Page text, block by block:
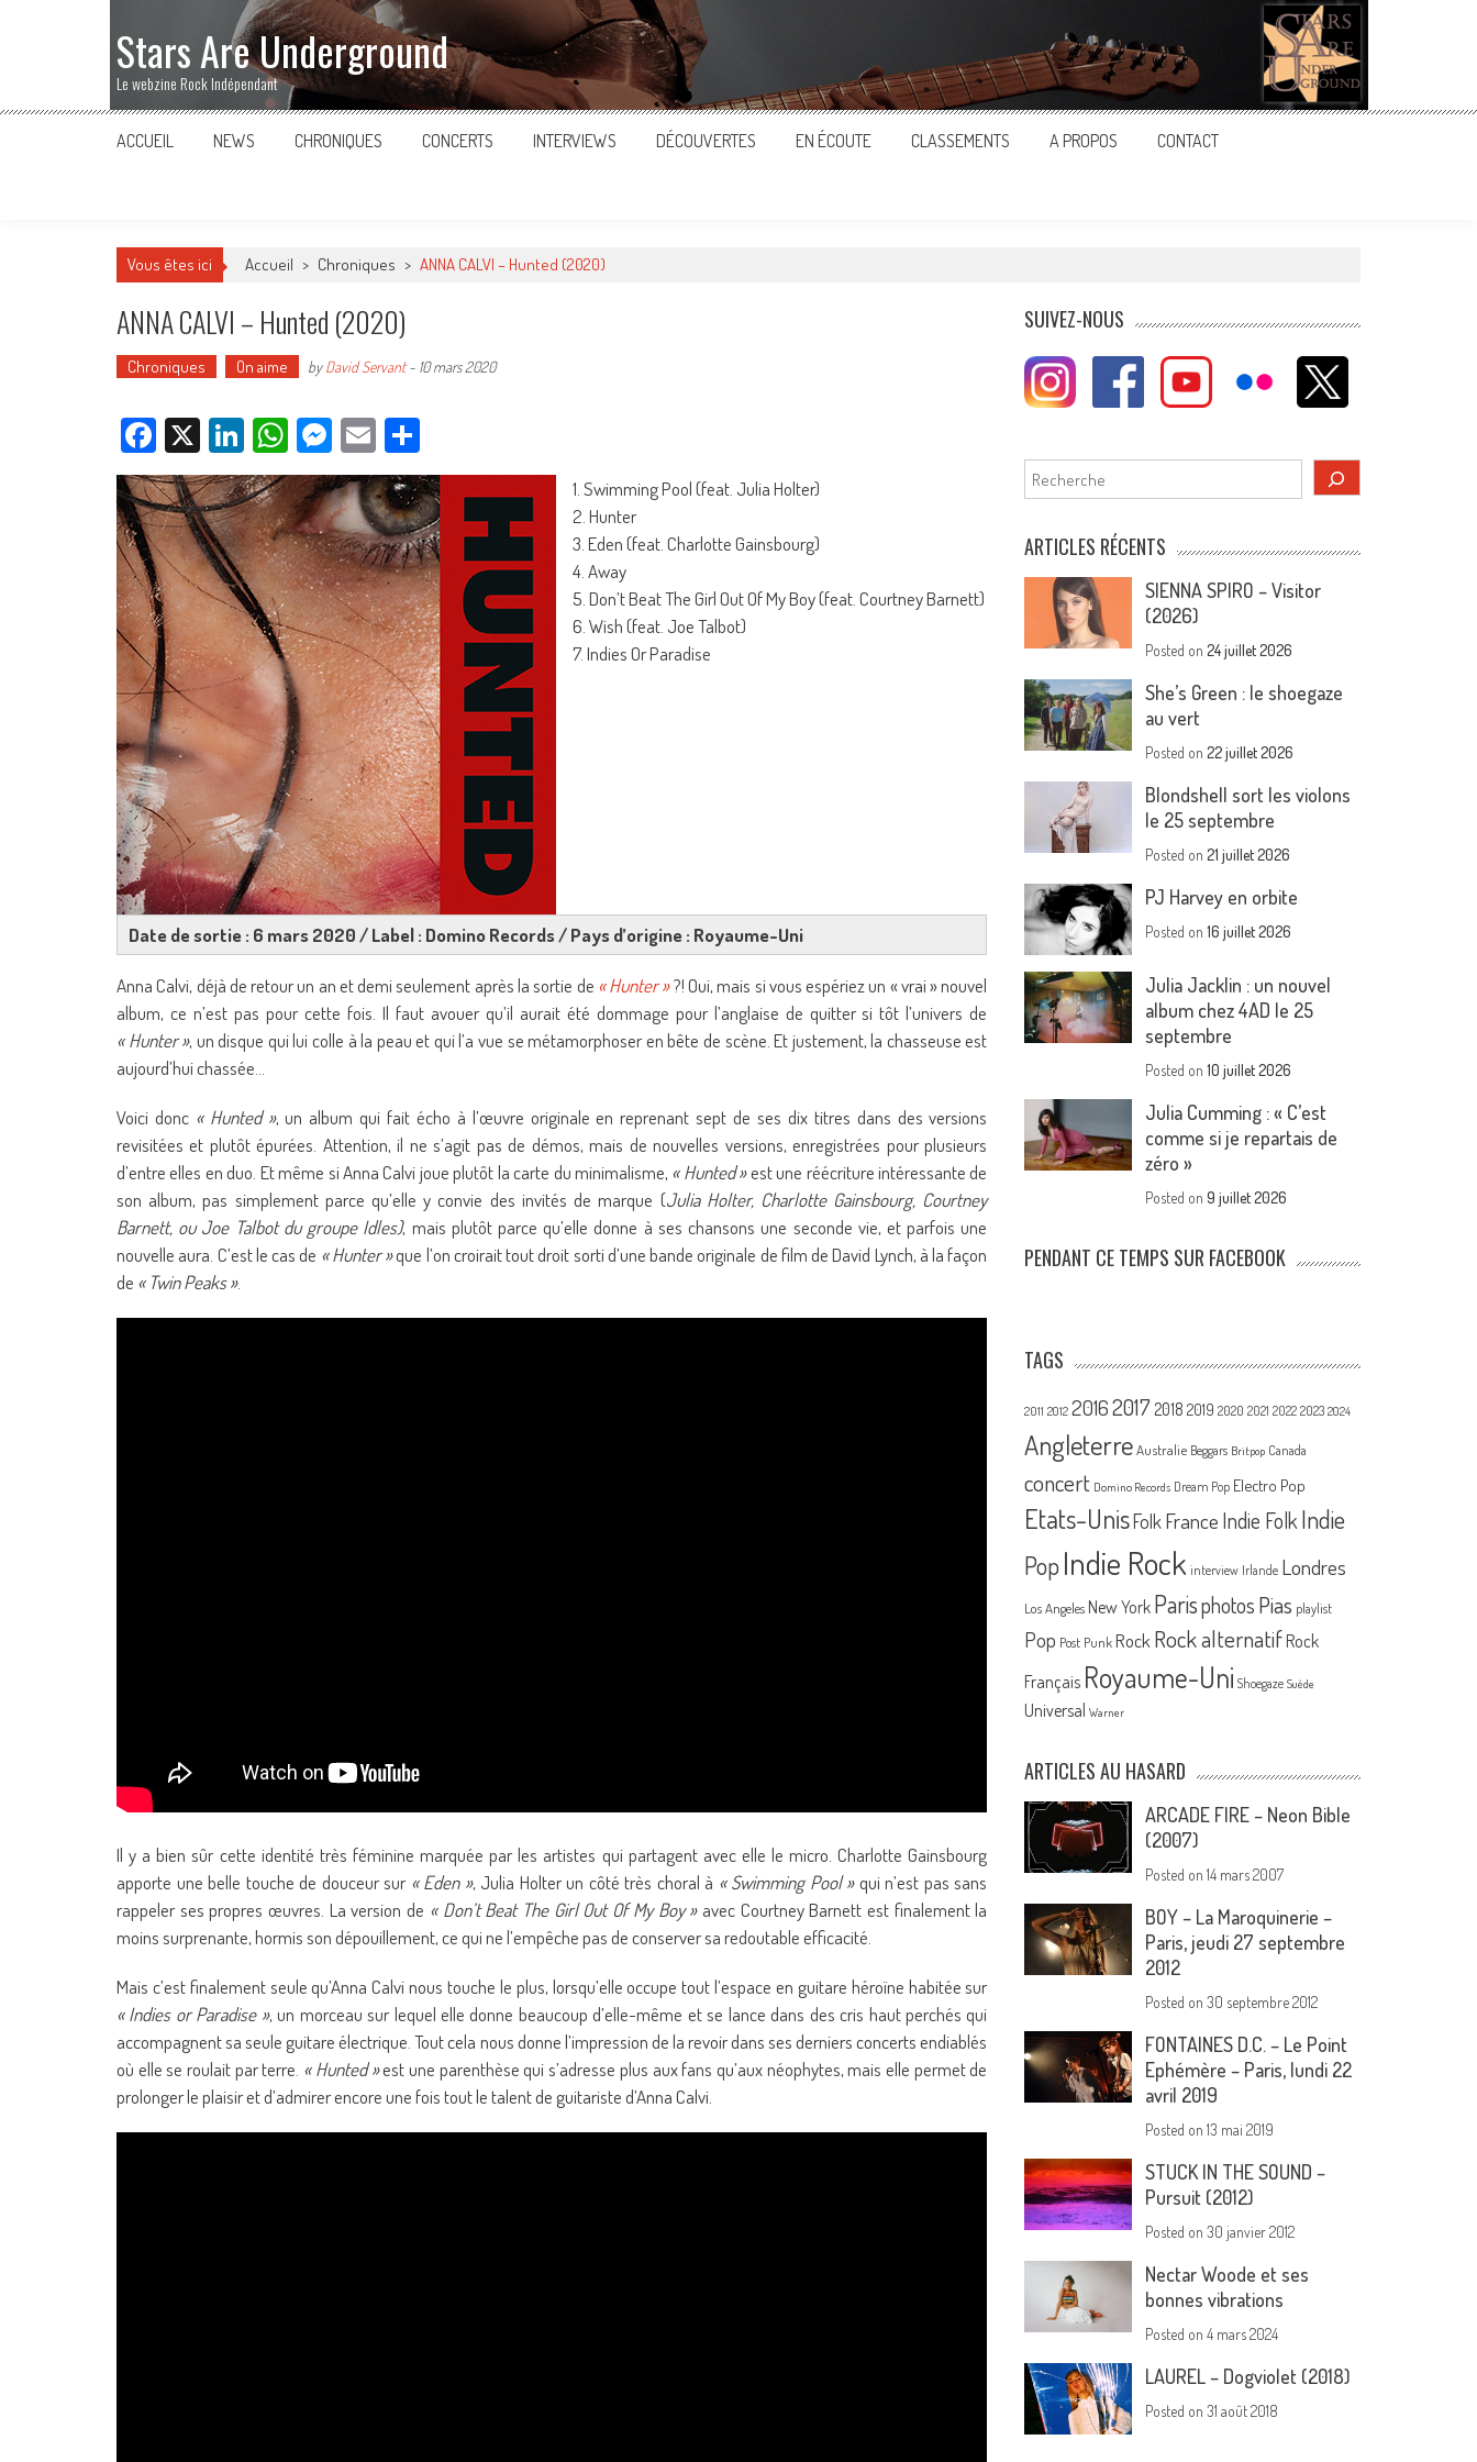
Stars Are Underground
Le webzine Rock Indépendant
ACCUEIL NEWS CHRONIQUES CONCERTS INTERVIEWS DÉCOUVERTES EN ÉCOUTE CLASSEMENTS A PROPOS CONTACT
Vous êtes ici Accueil > Chroniques > ANNA CALVI – Hunted (2020)
ANNA CALVI – Hunted (2020)
Chroniques On aime byDavid Servant- 10 mars 2020
Facebook
X LinkedIn
WhatsApp
Messenger
Email
1. Swimming Pool (feat. Julia Holter)
2. Hunter
3. Eden (feat. Charlotte Gainsbourg)
4. Away
5. Don’t Beat The Girl Out Of My Boy (feat. Courtney Barnett)
6. Wish (feat. Joe Talbot)
7. Indies Or Paradise
Date de sortie : 6 mars 2020 / Label : Domino Records / Pays d’origine : Royaume-Uni
Anna Calvi, déjà de retour un an et demi seulement après la sortie de « Hunter »?! Oui, mais si vous espériez un « vrai » nouvel
album, ce n’est pas pour cette fois. Il faut avouer qu’il aurait été dommage pour l’anglaise de quitter si tôt l’univers de
« Hunter », un disque qui lui colle à la peau et qui l’a vue se métamorphoser en bête de scène. Et justement, la chasseuse est
aujourd’hui chassée…
Voici donc « Hunted », un album qui fait écho à l’œuvre originale en reprenant sept de ses dix titres dans des versions
revisitées et plutôt épurées. Attention, il ne s’agit pas de démos, mais de nouvelles versions, enregistrées pour plusieurs
d’entre elles en duo. Et même si Anna Calvi joue plutôt la carte du minimalisme, « Hunted »est une réécriture intéressante de
son album, pas simplement parce qu’elle y convie des invités de marque (Julia Holter, Charlotte Gainsbourg, Courtney
Barnett, ou Joe Talbot du groupe Idles), mais plutôt parce qu’elle donne à ses chansons une seconde vie, et parfois une
nouvelle aura. C’est le cas de « Hunter »que l’on croirait tout droit sorti d’une bande originale de film de David Lynch, à la façon
de « Twin Peaks ».
Il y a bien sûr cette identité très féminine marquée par les artistes qui partagent avec elle le micro. Charlotte Gainsbourg
apporte une belle touche de douceur sur « Eden », Julia Holter un côté très choral à « Swimming Pool »qui n’est pas sans
rappeler ses propres œuvres. La version de « Don’t Beat The Girl Out Of My Boy »avec Courtney Barnett est finalement la
moins surprenante, hormis son dépouillement, ce qui ne l’empêche pas de conserver sa redoutable efficacité.
Mais c’est finalement seule qu’Anna Calvi nous touche le plus, lorsqu’elle occupe tout l’espace en guitare héroïne habitée sur
« Indies or Paradise », un morceau sur lequel elle donne beaucoup d’elle-même et se lance dans des cris haut perchés qui
accompagnent sa seule guitare électrique. Tout cela nous donne l’impression de la revoir dans ses derniers concerts endiablés
où elle se roulait par terre. « Hunted »est une parenthèse qui s’adresse plus aux fans qu’aux néophytes, mais elle permet de
prolonger le plaisir et d’admirer encore une fois tout le talent de guitariste d’Anna Calvi.
SUIVEZ-NOUS
Rechercher
ARTICLES RÉCENTS
SIENNA SPIRO – Visitor
(2026)
Posted on24 juillet 2026
She’s Green : le shoegaze
au vert
Posted on22 juillet 2026
Blondshell sort les violons
le 25 septembre
Posted on21 juillet 2026
PJ Harvey en orbite
Posted on16 juillet 2026
Julia Jacklin : un nouvel
album chez 4AD le 25
septembre
Posted on10 juillet 2026
Julia Cumming : « C’est
comme si je repartais de
zéro »
Posted on9 juillet 2026
PENDANT CE TEMPS SUR FACEBOOK
TAGS
2011 2012 20162017 2018 2019 2020 2021 2022 2023 2024
Angleterre Australie Beggars Britpop Canada
concert Domino Records Dream Pop Electro Pop
Etats-UnisFolk France Indie FolkIndie
PopIndie Rock interview Irlande Londres
Los Angeles New York Parisphotos Pias playlist
Pop Post Punk Rock Rock alternatif Rock
Français Royaume-Uni Shoegaze Suède
Universal Warner
ARTICLES AU HASARD
ARCADE FIRE – Neon Bible
(2007)
Posted on14 mars 2007
BOY – La Maroquinerie –
Paris, jeudi 27 septembre
2012
Posted on30 septembre 2012
FONTAINES D.C. – Le Point
Ephémère – Paris, lundi 22
avril 2019
Posted on13 mai 2019
STUCK IN THE SOUND –
Pursuit (2012)
Posted on30 janvier 2012
Nectar Woode et ses
bonnes vibrations
Posted on4 mars 2024
LAUREL – Dogviolet (2018)
Posted on31 août 2018